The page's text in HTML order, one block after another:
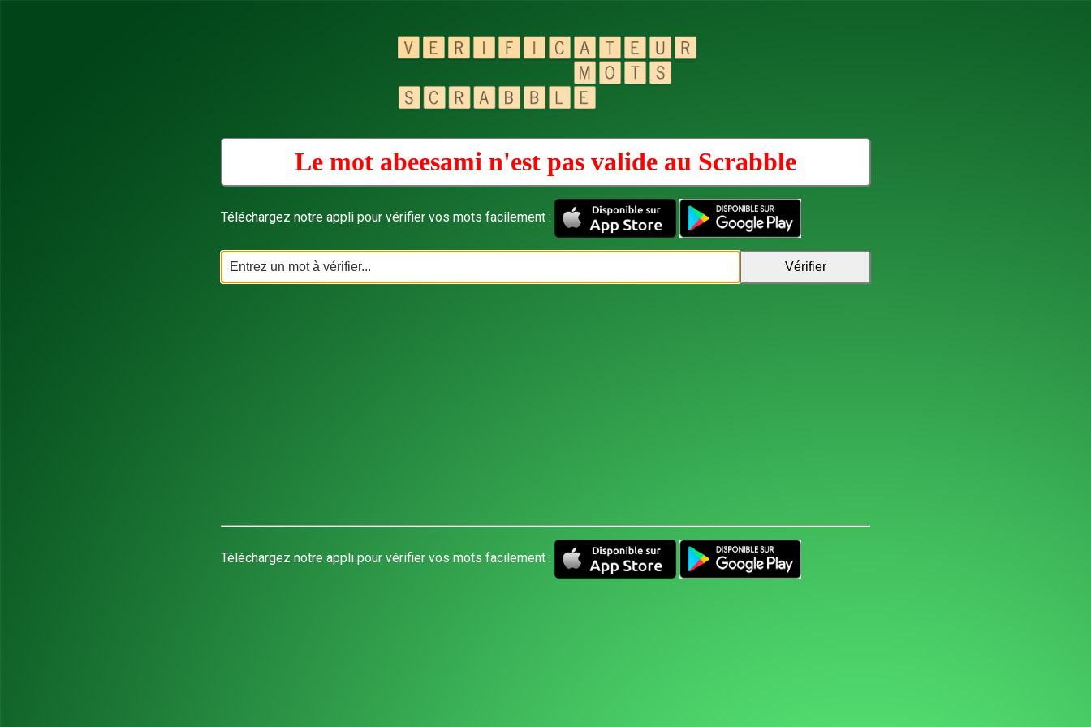
Le mot abeesami n'est pas valide au Scrabble
Téléchargez notre appli pour vérifier vos mots facilement :
Téléchargez notre appli pour vérifier vos mots facilement :